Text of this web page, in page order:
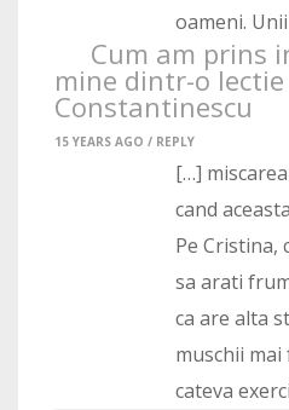
oameni.
Cum am prins
mine dintr-o
Constantinescu
15 YEARS AGO / REPLY
[…]
cand
Pe Cristina,
sa arati
ca are alta
muschii
cateva